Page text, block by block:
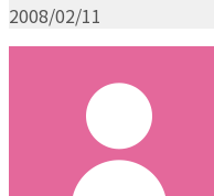
2008/02/11